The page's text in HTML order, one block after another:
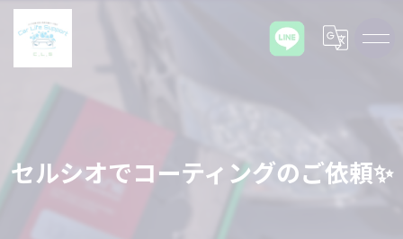
セルシオでコーティングのご依頼✨